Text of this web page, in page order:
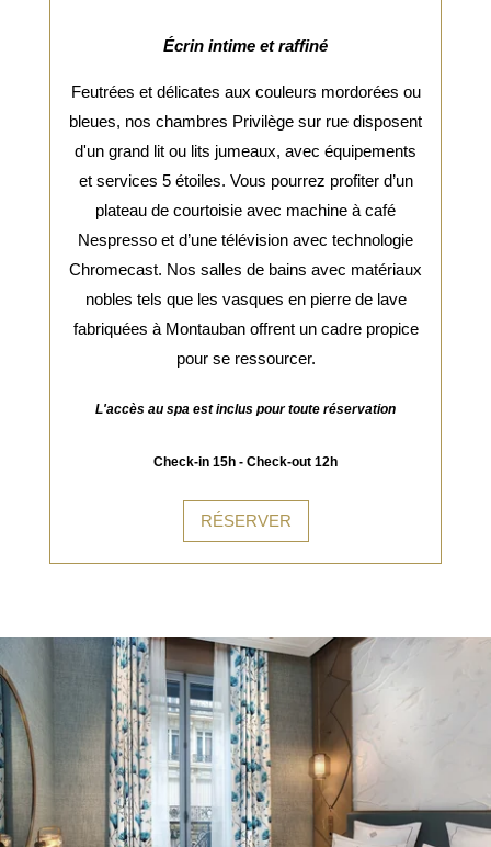
Écrin intime et raffiné
Feutrées et délicates aux couleurs mordorées ou
bleues, nos chambres Privilège sur rue disposent
d'un grand lit ou lits jumeaux, avec équipements
et services 5 étoiles. Vous pourrez profiter d’un
plateau de courtoisie avec machine à café
Nespresso et d’une télévision avec technologie
Chromecast. Nos salles de bains avec matériaux
nobles tels que les vasques en pierre de lave
fabriquées à Montauban offrent un cadre propice
pour se ressourcer.
L'accès au spa est inclus pour toute réservation
Check-in 15h - Check-out 12h
RÉSERVER